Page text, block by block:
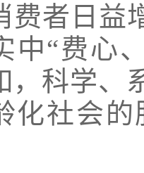
费者日益
中“费心
，科学、
化社会